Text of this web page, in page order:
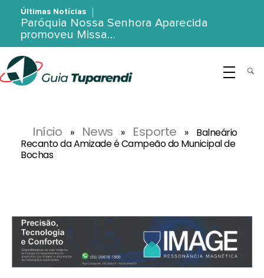
Últimas Notícias
Paróquia Nossa Senhora Aparecida
promoveu Missa…
Início » News » Esporte »
Balneário
Recanto da Amizade é Campeão do Municipal de
Bochas